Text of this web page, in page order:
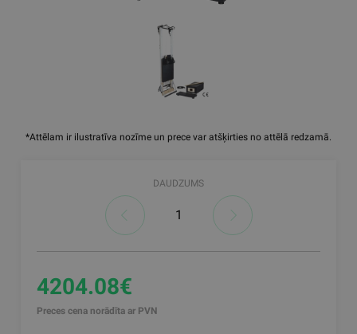
*Attēlam ir ilustratīva nozīme un prece var atšķirties no attēlā redzamā.
DAUDZUMS
4204.08€
Preces cena norādīta ar PVN